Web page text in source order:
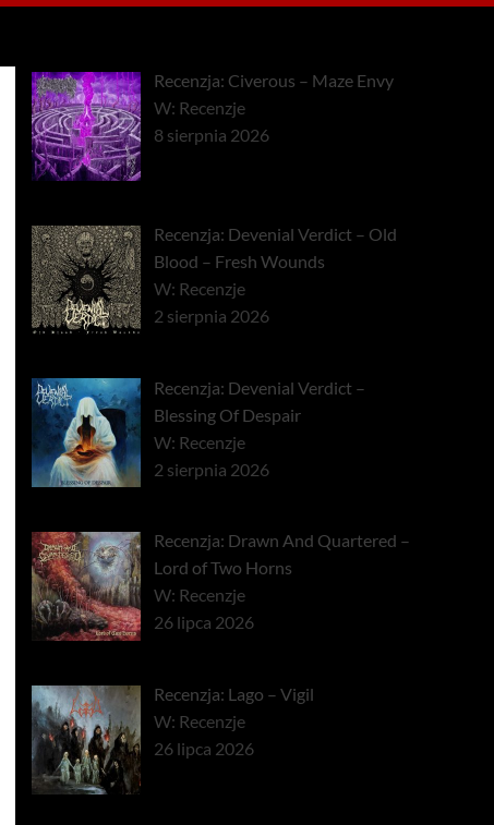
Recenzja: Civerous – Maze Envy
W: Recenzje
8 sierpnia 2026
Recenzja: Devenial Verdict – Old
Blood – Fresh Wounds
W: Recenzje
2 sierpnia 2026
Recenzja: Devenial Verdict –
Blessing Of Despair
W: Recenzje
2 sierpnia 2026
Recenzja: Drawn And Quartered –
Lord of Two Horns
W: Recenzje
26 lipca 2026
Recenzja: Lago – Vigil
W: Recenzje
26 lipca 2026